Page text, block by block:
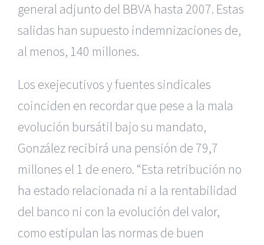
general adjunto del BBVA hasta 2007. Estas
salidas han supuesto indemnizaciones de,
al menos, 140 millones.
Los exejecutivos y fuentes sindicales
coinciden en recordar que pese a la mala
evolución bursátil bajo su mandato,
González recibirá una pensión de 79,7
millones el 1 de enero. “Esta retribución no
ha estado relacionada ni a la rentabilidad
del banco ni con la evolución del valor,
como estipulan las normas de buen